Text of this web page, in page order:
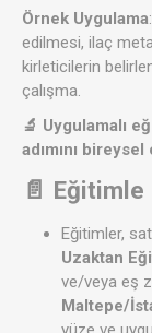
Örnek Uygulama
edilmesi, ilaç
kirleticilerin
çalışma.
🔬 Uygulamalı
adımını
📄
Eğitimler,
Uzaktan
ve/veya eş
Maltepe/